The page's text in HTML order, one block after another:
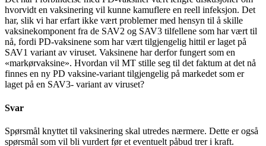
hvorvidt en vaksinering vil kunne kamuflere en reell infeksjon. Det
har, slik vi har erfart ikke vært problemer med hensyn til å skille
vaksinekomponent fra de SAV2 og SAV3 tilfellene som har vært til
nå, fordi PD-vaksinene som har vært tilgjengelig hittil er laget på
SAV1 variant av viruset. Vaksinene har derfor fungert som en
«markørvaksine». Hvordan vil MT stille seg til det faktum at det nå
finnes en ny PD vaksine-variant tilgjengelig på markedet som er
laget på en SAV3- variant av viruset?
Svar
Spørsmål knyttet til vaksinering skal utredes nærmere. Dette er også
spørsmål som vil bli vurdert før et eventuelt påbud trer i kraft.